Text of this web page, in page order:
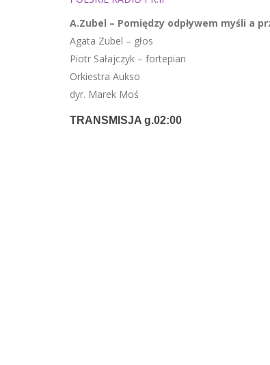
A.Zubel – Pomiędzy odpływem myśli a
Agata Zubel – głos
Piotr Sałajczyk – fortepian
Orkiestra Aukso
dyr. Marek Moś
TRANSMISJA g.02:00